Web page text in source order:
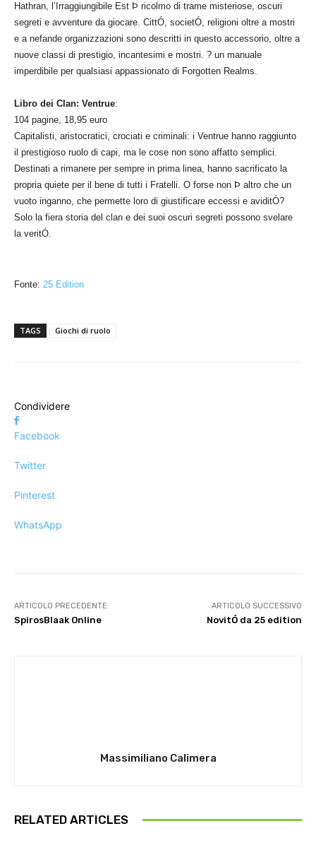
Hathran, l’Irraggiungibile Est Þ ricolmo di trame misteriose, oscuri
segreti e avventure da giocare. CittÓ, societÓ, religioni oltre a mostri
e a nefande organizzazioni sono descritti in questo accessorio, oltre a
nuove classi di prestigio, incantesimi e mostri. ? un manuale
imperdibile per qualsiasi appassionato di Forgotten Realms.
Libro dei Clan: Ventrue:
104 pagine, 18,95 euro
Capitalisti, aristocratici, crociati e criminali: i Ventrue hanno raggiunto
il prestigioso ruolo di capi, ma le cose non sono affatto semplici.
Destinati a rimanere per sempre in prima linea, hanno sacrificato la
propria quiete per il bene di tutti i Fratelli. O forse non Þ altro che un
vuoto inganno, che permette loro di giustificare eccessi e aviditÓ?
Solo la fiera storia del clan e dei suoi oscuri segreti possono svelare
la veritÓ.
Fonte: 25 Edition
TAGS Giochi di ruolo
Condividere
Facebook
Twitter
Pinterest
WhatsApp
ARTICOLO PRECEDENTE
SpirosBlaak Online
ARTICOLO SUCCESSIVO
NovitÓ da 25 edition
Massimiliano Calimera
RELATED ARTICLES